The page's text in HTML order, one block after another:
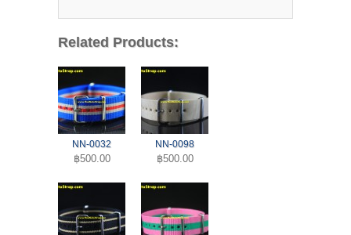
Related Products:
NN-0032
฿500.00
NN-0098
฿500.00